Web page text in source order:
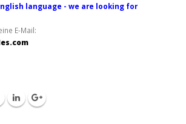
language - we are looking for
E-Mail: